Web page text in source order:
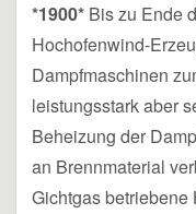
*1900* Bis zu Ende
Hochofenwind-
Dampfmaschinen
leistungsstark aber
Beheizung der
an Brennmaterial
Gichtgas betriebene